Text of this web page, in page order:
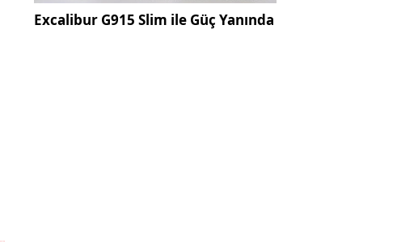
Excalibur G915 Slim ile Güç Yanında